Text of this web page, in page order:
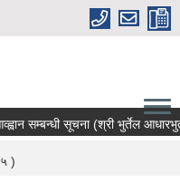
सम्बन्धी सूचना (श्री भुर्तेल आधारभुत
)